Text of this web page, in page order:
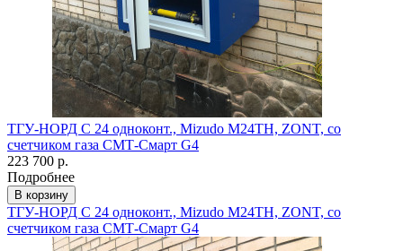
ТГУ-НОРД С 24 одноконт., Mizudo M24TH, ZONT, со
счетчиком газа СМТ-Смарт G4
223 700 р.
Подробнее
В корзину
ТГУ-НОРД С 24 одноконт., Mizudo M24TH, ZONT, со
счетчиком газа СМТ-Смарт G4